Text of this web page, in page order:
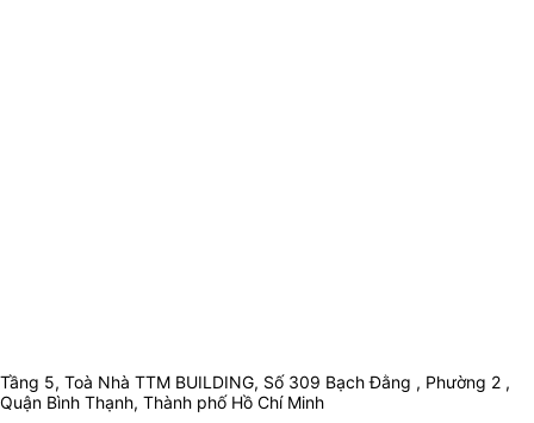
Tầng 5, Toà Nhà TTM BUILDING, Số 309 Bạch Đằng , Phường 2 ,
Quận Bình Thạnh, Thành phố Hồ Chí Minh